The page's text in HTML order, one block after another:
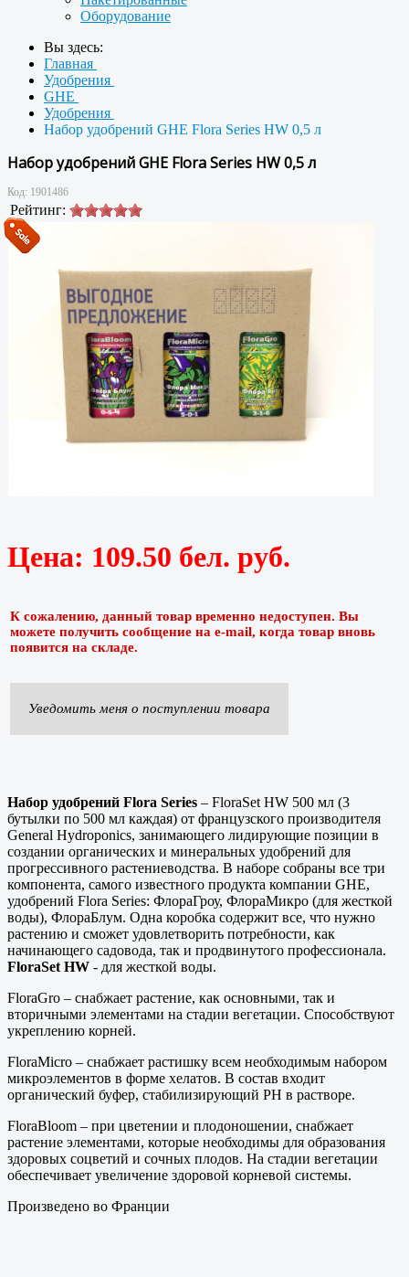
Оборудование
Вы здесь:
Главная
Удобрения
GHE
Удобрения
Набор удобрений GHE Flora Series HW 0,5 л
Набор удобрений GHE Flora Series HW 0,5 л
Код: 1901486
Рейтинг:
Цена: 109.50 бел. руб.
К сожалению, данный товар временно недоступен. Вы
можете получить сообщение на e-mail, когда товар вновь
появится на складе.
Уведомить меня о поступлении товара
Набор удобрений Flora Series – FloraSet HW 500 мл (3
бутылки по 500 мл каждая) от французского производителя
General Hydroponics, занимающего лидирующие позиции в
создании органических и минеральных удобрений для
прогрессивного растениеводства. В наборе собраны все три
компонента, самого известного продукта компании GHE,
удобрений Flora Series: ФлораГроу, ФлораМикро (для жесткой
воды), ФлораБлум. Одна коробка содержит все, что нужно
растению и сможет удовлетворить потребности, как
начинающего садовода, так и продвинутого профессионала.
FloraSet HW - для жесткой воды.
FloraGro – снабжает растение, как основными, так и
вторичными элементами на стадии вегетации. Способствуют
укреплению корней.
FloraMicro – снабжает растишку всем необходимым набором
микроэлементов в форме хелатов. В состав входит
органический буфер, стабилизирующий PH в растворе.
FloraBloom – при цветении и плодоношении, снабжает
растение элементами, которые необходимы для образования
здоровых соцветий и сочных плодов. На стадии вегетации
обеспечивает увеличение здоровой корневой системы.
Произведено во Франции